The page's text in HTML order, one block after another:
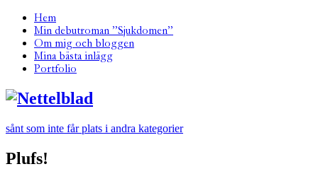
Hem
Min debutroman ”Sjukdomen”
Om mig och bloggen
Mina bästa inlägg
Portfolio
sånt som inte får plats i andra kategorier
Plufs!